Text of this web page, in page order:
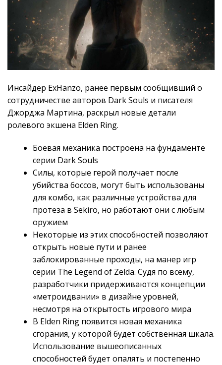
Инсайдер ExHanzo, ранее первым сообщивший о
сотрудничестве авторов Dark Souls и писателя
Джорджа Мартина, раскрыл новые детали
ролевого экшена Elden Ring.
Боевая механика построена на фундаменте
серии Dark Souls
Силы, которые герой получает после
убийства боссов, могут быть использованы
для комбо, как различные устройства для
протеза в Sekiro, но работают они с любым
оружием
Некоторые из этих способностей позволяют
открыть новые пути и ранее
заблокированные проходы, на манер игр
серии The Legend of Zelda. Судя по всему,
разработчики придерживаются концепции
«метроидвании» в дизайне уровней,
несмотря на открытость игрового мира
В Elden Ring появится новая механика
сгорания, у которой будет собственная шкала.
Использование вышеописанных
способностей будет опалять и постепенно